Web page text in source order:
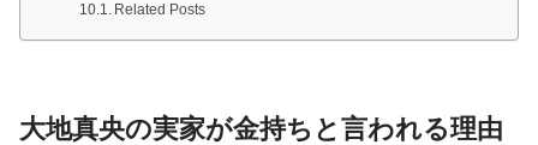
Related Posts
大地真央の実家が金持ちと言われる理由